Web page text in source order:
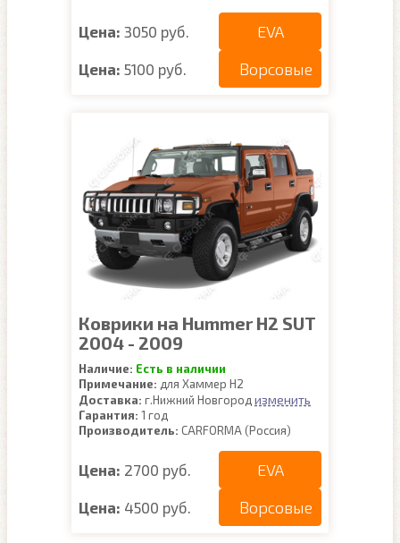
Цена: 3050 руб. EVA
Цена: 5100 руб. Ворсовые
Коврики на Hummer H2 SUT
2004 - 2009
Наличие: Есть в наличии
Примечание: для Хаммер Н2
Доставка: г.Нижний Новгород изменить
Гарантия: 1 год
Производитель: CARFORMA (Россия)
Цена: 2700 руб. EVA
Цена: 4500 руб. Ворсовые